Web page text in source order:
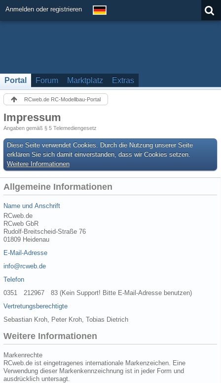
Anmelden oder registrieren
Portal Forum Marktplatz Extras
RCweb.de RC-Modellbau-Portal
Impressum
Angaben gemäß § 5 Telemediengesetz
Diese Seite verwendet Cookies. Durch die Nutzung unserer Seite
erklären Sie sich damit einverstanden, dass wir Cookies setzen.
Weitere Informationen
Allgemeine Informationen
Name und Anschrift
RCweb.de
RCweb GbR
Rudolf-Breitscheid-Straße 76
01809 Heidenau
E-Mail-Adresse
info@rcweb.de
Telefon
0351 212967 83 (Kein Support! Bitte E-Mail-Adresse benutzen)
Vertretungsberechtigte
Sebastian Kroh, Peter Kroh, Tobias Dietrich
Weitere Informationen
Markenrechte
RCweb.de ist eingetragenes internationale Markenzeichen. Eine
Verwendung dieser Markenkennzeichnung ist in jeder Form und
ausdrücklich untersagt.